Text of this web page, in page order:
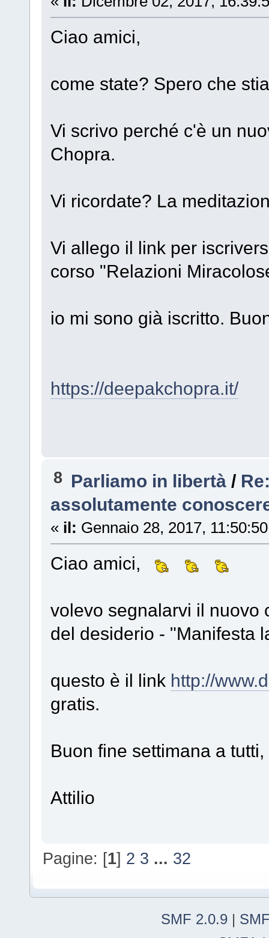
Ciao amici,
come state? Spero che
Vi scrivo perché c'è un
Chopra.
Vi ricordate? La
Vi allego il link per
corso "Relazioni
io mi sono già iscritto.
https://deepakchopra.it/
8 Parliamo in libertà /
assolutamente
« il: Gennaio 28, 2017,
Ciao amici,
volevo segnalarvi il nuovo
del desiderio - "Manifesta
questo è il link http://
gratis.
Buon fine settimana a tutti,
Attilio
Pagine: [1] 2 3 ... 32
SMF 2.0.9|